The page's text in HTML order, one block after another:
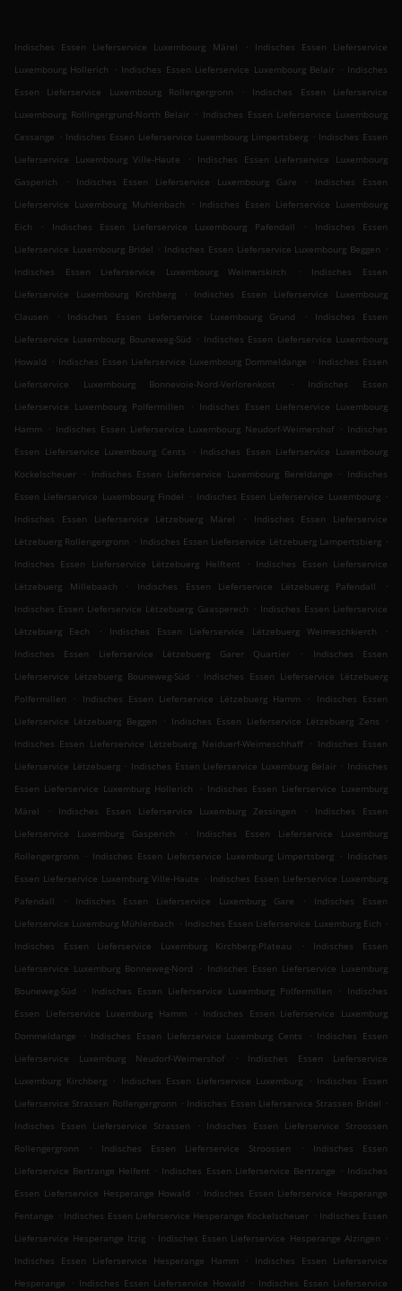
Indisches Essen Lieferservice Luxembourg Märel .
Indisches Essen Lieferservice
Luxembourg Hollerich
. Indisches Essen Lieferservice Luxembourg Belair . Indisches
Essen Lieferservice Luxembourg Rollengergronn
.
Indisches Essen Lieferservice
Luxembourg Rollingergrund-North Belair . Indisches Essen Lieferservice Luxembourg
Cessange . Indisches Essen Lieferservice Luxembourg Limpertsberg . Indisches Essen
Lieferservice Luxembourg Ville-Haute
.
Indisches Essen Lieferservice Luxembourg
Gasperich
. Indisches Essen Lieferservice Luxembourg Gare .
Indisches Essen
Lieferservice Luxembourg Muhlenbach
. Indisches Essen Lieferservice Luxembourg
Eich
. Indisches Essen Lieferservice Luxembourg Pafendall .
Indisches Essen
Lieferservice Luxembourg Bridel . Indisches Essen Lieferservice Luxembourg Beggen .
Indisches Essen Lieferservice Luxembourg Weimerskirch
.
Indisches Essen
Lieferservice Luxembourg Kirchberg
.
Indisches Essen Lieferservice Luxembourg
Clausen
. Indisches Essen Lieferservice Luxembourg Grund .
Indisches Essen
Lieferservice Luxembourg Bouneweg-Süd . Indisches Essen Lieferservice Luxembourg
Howald . Indisches Essen Lieferservice Luxembourg Dommeldange . Indisches Essen
Lieferservice Luxembourg Bonnevoie-Nord-Verlorenkost
.
Indisches Essen
Lieferservice Luxembourg Polfermillen
. Indisches Essen Lieferservice Luxembourg
Hamm
. Indisches Essen Lieferservice Luxembourg Neudorf-Weimershof . Indisches
Essen Lieferservice Luxembourg Cents
. Indisches Essen Lieferservice Luxembourg
Kockelscheuer
. Indisches Essen Lieferservice Luxembourg Bereldange . Indisches
Essen Lieferservice Luxembourg Findel . Indisches Essen Lieferservice Luxembourg .
Indisches Essen Lieferservice Lëtzebuerg Märel
.
Indisches Essen Lieferservice
Lëtzebuerg Rollengergronn . Indisches Essen Lieferservice Lëtzebuerg Lampertsbierg .
Indisches Essen Lieferservice Lëtzebuerg Helftent
. Indisches Essen Lieferservice
Lëtzebuerg Millebaach
. Indisches Essen Lieferservice Lëtzebuerg Pafendall
.
Indisches Essen Lieferservice Lëtzebuerg Gaasperech . Indisches Essen Lieferservice
Lëtzebuerg Eech
. Indisches Essen Lieferservice Lëtzebuerg Weimeschkierch
.
Indisches Essen Lieferservice Lëtzebuerg Garer Quartier
.
Indisches Essen
Lieferservice Lëtzebuerg Bouneweg-Süd
. Indisches Essen Lieferservice Lëtzebuerg
Polfermillen
. Indisches Essen Lieferservice Lëtzebuerg Hamm .
Indisches Essen
Lieferservice Lëtzebuerg Beggen
. Indisches Essen Lieferservice Lëtzebuerg Zens
.
Indisches Essen Lieferservice Lëtzebuerg Neiduerf-Weimeschhaff . Indisches Essen
Lieferservice Lëtzebuerg . Indisches Essen Lieferservice Luxemburg Belair . Indisches
Essen Lieferservice Luxemburg Hollerich
. Indisches Essen Lieferservice Luxemburg
Märel
. Indisches Essen Lieferservice Luxemburg Zessingen .
Indisches Essen
Lieferservice Luxemburg Gasperich
.
Indisches Essen Lieferservice Luxemburg
Rollengergronn
. Indisches Essen Lieferservice Luxemburg Limpertsberg . Indisches
Essen Lieferservice Luxemburg Ville-Haute . Indisches Essen Lieferservice Luxemburg
Pafendall
. Indisches Essen Lieferservice Luxemburg Gare .
Indisches Essen
Lieferservice Luxemburg Mühlenbach . Indisches Essen Lieferservice Luxemburg Eich .
Indisches Essen Lieferservice Luxemburg Kirchberg-Plateau
.
Indisches Essen
Lieferservice Luxemburg Bonneweg-Nord
. Indisches Essen Lieferservice Luxemburg
Bouneweg-Süd
. Indisches Essen Lieferservice Luxemburg Polfermillen . Indisches
Essen Lieferservice Luxemburg Hamm
. Indisches Essen Lieferservice Luxemburg
Dommeldange
. Indisches Essen Lieferservice Luxemburg Cents . Indisches Essen
Lieferservice Luxemburg Neudorf-Weimershof
.
Indisches Essen Lieferservice
Luxemburg Kirchberg
. Indisches Essen Lieferservice Luxemburg . Indisches Essen
Lieferservice Strassen Rollengergronn . Indisches Essen Lieferservice Strassen Bridel .
Indisches Essen Lieferservice Strassen
. Indisches Essen Lieferservice Stroossen
Rollengergronn
. Indisches Essen Lieferservice Stroossen .
Indisches Essen
Lieferservice Bertrange Helfent . Indisches Essen Lieferservice Bertrange . Indisches
Essen Lieferservice Hesperange Howald
. Indisches Essen Lieferservice Hesperange
Fentange . Indisches Essen Lieferservice Hesperange Kockelscheuer . Indisches Essen
Lieferservice Hesperange Itzig . Indisches Essen Lieferservice Hesperange Alzingen .
Indisches Essen Lieferservice Hesperange Hamm
.
Indisches Essen Lieferservice
Hesperange
. Indisches Essen Lieferservice Howald . Indisches Essen Lieferservice